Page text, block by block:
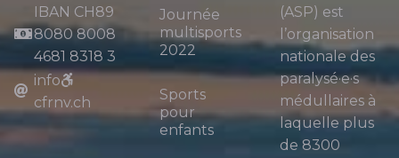
IBAN CH89
8080 8008
4681 8318 3
info
cfrnv.ch
Journée
multisports
2022
Sports
pour
enfants
(ASP) est
l’organisation
nationale des
paralysé·e·s
médullaires à
laquelle plus
de 8300